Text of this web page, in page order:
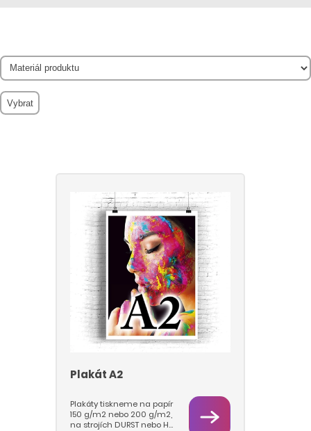
Plakát A2
Plakáty tiskneme na papír
150 g/m2 nebo 200 g/m2,
na strojích DURST nebo HP